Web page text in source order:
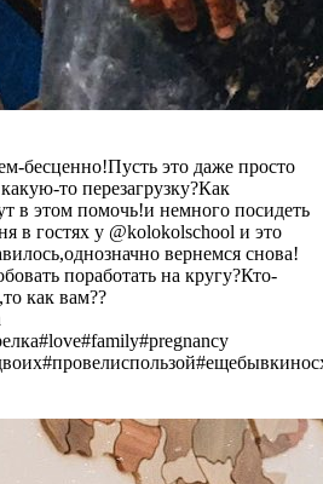
бесценно!Пусть это даже просто
то перезагрузку?Как
в этом помочь!и немного посидеть
в гостях у @kolokolschool и это
вернемся снова!
поработать на кругу?Кто-
как вам??